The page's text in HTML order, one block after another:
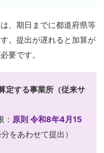
、期日までに都道府県等
。提出が遅れると加算が
要です。
定する事業所（従来サ
原則 令和8年4月15
をあわせて提出）